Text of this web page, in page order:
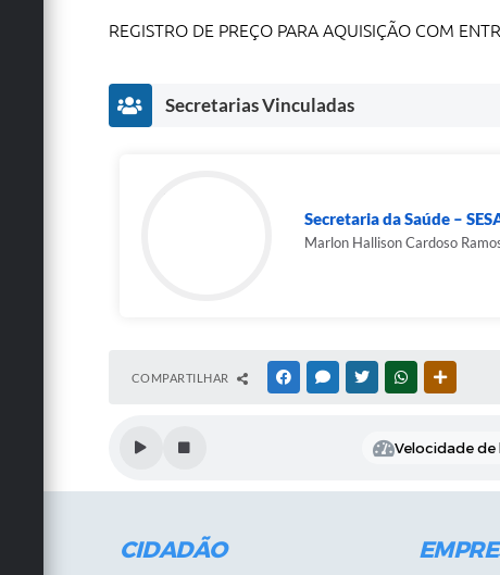
REGISTRO DE PREÇO PARA AQUISIÇÃO COM
Secretarias Vinculadas
Secretaria da Saúde –
Marlon Hallison Cardoso
COMPARTILHAR FACEBOOKMESSENGER
TWITTERWHATSAPP
Velocidade de
CIDADÃO